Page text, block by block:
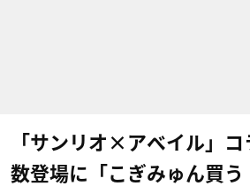
「サンリオ×アベイル」コ
数登場に「こぎみゅん買う